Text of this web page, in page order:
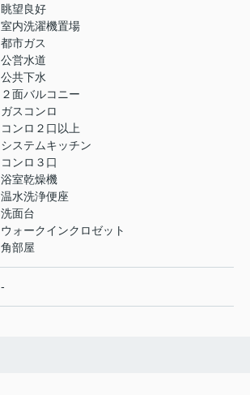
眺望良好
室内洗濯機置場
都市ガス
公営水道
公共下水
２面バルコニー
ガスコンロ
コンロ２口以上
システムキッチン
コンロ３口
浴室乾燥機
温水洗浄便座
洗面台
ウォークインクロゼット
角部屋
-